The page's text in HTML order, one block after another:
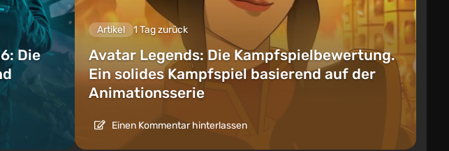
Die
Artikel 1 Tag zurück
Avatar Legends: Die Kampfspielbewertung.
Ein solides Kampfspiel basierend auf der
Animationsserie
Einen Kommentar hinterlassen